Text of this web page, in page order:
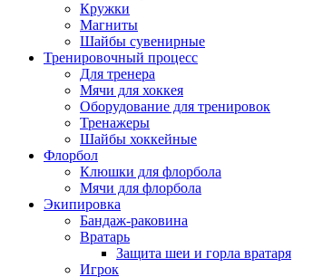
Кружки
Магниты
Шайбы сувенирные
Тренировочный процесс
Для тренера
Мячи для хоккея
Оборудование для тренировок
Тренажеры
Шайбы хоккейные
Флорбол
Клюшки для флорбола
Мячи для флорбола
Экипировка
Бандаж-раковина
Вратарь
Защита шеи и горла вратаря
Игрок